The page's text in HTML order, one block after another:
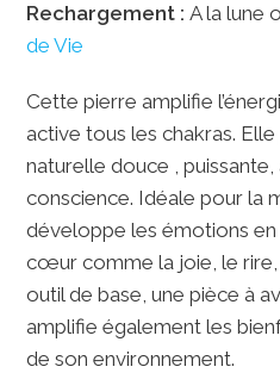
Rechargement :A la lune
de Vie
Cette pierre amplifie
active tous les chakras.
naturelle douce ,
conscience. Idéale pour la
développe les émotions en
cœur comme la joie, le rire,
outil de base, une pièce à
amplifie également les
de son environnement.